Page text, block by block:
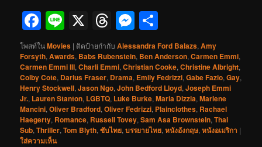
Facebook
Line
X Threads
Messenger
โพสท์ในMovies | ติดป้ายกำกับ Alessandra Ford Balazs,Amy
Forsyth,Awards, Babs Rubenstein, Ben Anderson,Carmen Emmi,
Carmen Emmi III,Charli Emmi,Christian Cooke,Christine Albright,
Colby Cote, Darius Fraser, Drama, Emily Fedrizzi,Gabe Fazio,Gay,
Henry Stockwell,Jason Ngo,John Bedford Lloyd,Joseph Emmi
Jr., Lauren Stanton, LGBTQ, Luke Burke,Maria Dizzia,Marlene
Mancini,Oliver Bradford,Oliver Fedrizzi, Plainclothes, Rachael
Haegerty, Romance, Russell Tovey,Sam Asa Brownstein,Thai
Sub,Thriller,Tom Blyth,ซับไทย,บรรยายไทย,หนังอังกฤษ,หนังอเมริกา |
ใส่ความเห็น